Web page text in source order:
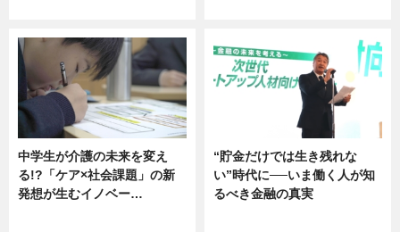
中学生が介護の未来を変え
る!?「ケア×社会課題」の新
発想が生むイノベー…
“貯金だけでは生き残れな
い”時代に──いま働く人が知
るべき金融の真実